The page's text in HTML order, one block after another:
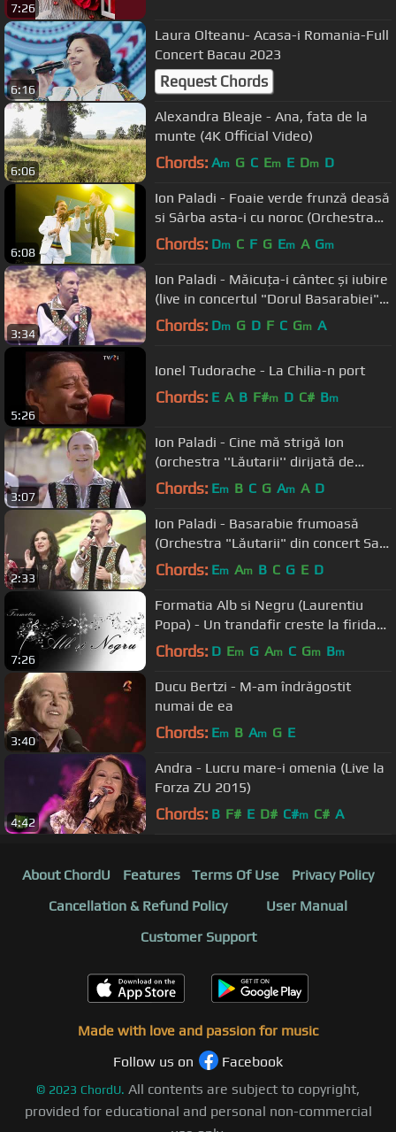
7:26
6:16
Laura Olteanu- Acasa-i Romania-Full
Concert Bacau 2023
Request Chords
6:06
Alexandra Bleaje - Ana, fata de la
munte (4K Official Video)
Chords: Am G C Em E Dm D
6:08
Ion Paladi - Foaie verde frunză deasă
si Sârba asta-i cu noroc (Orchestra
"Lăutarii")
Chords: Dm C F G Em A Gm
3:34
Ion Paladi - Măicuța-i cântec și iubire
(live in concertul "Dorul Basarabiei"
Sala Palatului)
Chords: Dm G D F C Gm A
5:26
Ionel Tudorache - La Chilia-n port
Chords: E A B F#m D C# Bm
3:07
Ion Paladi - Cine mă strigă Ion
(orchestra ''Lăutarii'' dirijată de
maestrul Nicolae Botgros)
Chords: Em B C G Am A D
2:33
Ion Paladi - Basarabie frumoasă
(Orchestra "Lăutarii" din concert Sala
Palatului București)
Chords: Em Am B C G E D
7:26
Formatia Alb si Negru (Laurentiu
Popa) - Un trandafir creste la firida
mea ( Machedoneasca )
Chords: D Em G Am C Gm Bm
3:40
Ducu Bertzi - M-am îndrăgostit
numai de ea
Chords: Em B Am G E
4:42
Andra - Lucru mare-i omenia (Live la
Forza ZU 2015)
Chords: B F# E D# C#m C# A
About ChordU Features Terms Of Use
Privacy Policy
Cancellation & Refund Policy
User Manual
Customer Support
Made with love and passion for music
Follow us on
Facebook
© 2023 ChordU. All contents are subject to copyright,
provided for educational and personal non-commercial